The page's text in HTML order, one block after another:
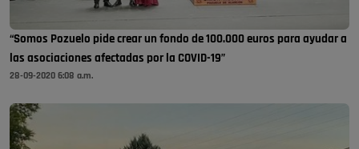
“Somos Pozuelo pide crear un fondo de 100.000 euros para ayudar a
las asociaciones afectadas por la COVID-19”
28-09-2020 6:08 a.m.